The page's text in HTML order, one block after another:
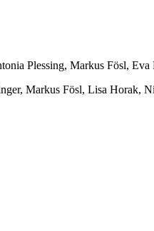
Plessing, Markus Fösl, Eva
Markus Fösl, Lisa